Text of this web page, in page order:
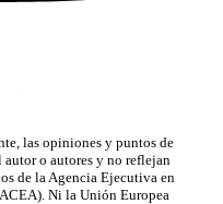
las opiniones y puntos de
o autores y no reflejan
de la Agencia Ejecutiva en
Ni la Unión Europea